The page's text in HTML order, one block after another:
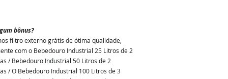
bônus?
filtro externo grátis de ótima qualidade,
com o Bebedouro Industrial 25 Litros de 2
/ Bebedouro Industrial 50 Litros de 2
/ O Bebedouro Industrial 100 Litros de 3